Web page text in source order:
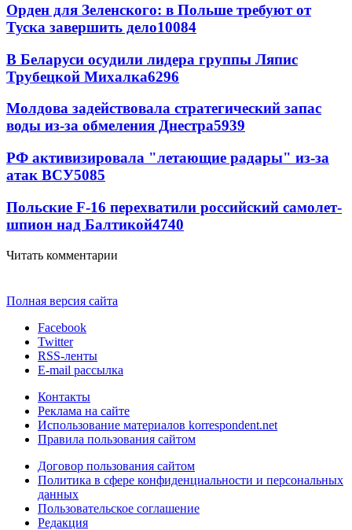
Орден для Зеленского: в Польше требуют от
Туска завершить дело10084
В Беларуси осудили лидера группы Ляпис
Трубецкой Михалка6296
Молдова задействовала стратегический запас
воды из-за обмеления Днестра5939
РФ активизировала "летающие радары" из-за
атак ВСУ5085
Польские F-16 перехватили российский самолет-
шпион над Балтикой4740
Читать комментарии
Полная версия сайта
Facebook
Twitter
RSS-ленты
E-mail рассылка
Контакты
Реклама на сайте
Использование материалов korrespondent.net
Правила пользования сайтом
Договор пользования сайтом
Политика в сфере конфиденциальности и персональных
данных
Пользовательское соглашение
Редакция